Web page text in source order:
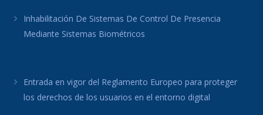
Inhabilitación De Sistemas De Control De Presencia
Mediante Sistemas Biométricos
Entrada en vigor del Reglamento Europeo para proteger
los derechos de los usuarios en el entorno digital